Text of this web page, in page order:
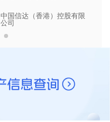
中国信达（香港）控股有限
公司